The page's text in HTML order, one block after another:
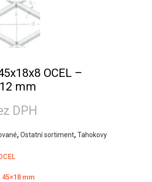
OCEL –
mm
DPH
, Ostatní sortiment, Tahokovy
45×18 mm